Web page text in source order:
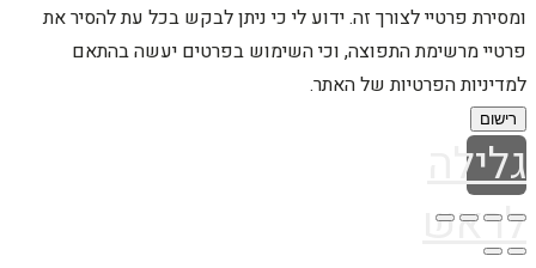
ומסירת פרטיי לצורך זה. ידוע לי כי ניתן לבקש בכל עת להסיר את
פרטיי מרשימת התפוצה, וכי השימוש בפרטים יעשה בהתאם
למדיניות הפרטיות של האתר.
רישום
גלילה
לראש